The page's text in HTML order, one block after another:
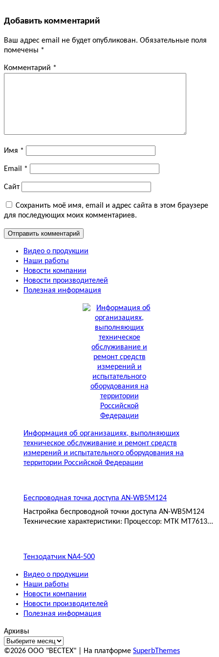
Добавить комментарий
Ваш адрес email не будет опубликован. Обязательные поля
помечены *
Комментарий *
Имя *
Email *
Сайт
Сохранить моё имя, email и адрес сайта в этом браузере
для последующих моих комментариев.
Видео о продукции
Наши работы
Новости компании
Новости производителей
Полезная информация
Информация об организациях, выполняющих
техническое обслуживание и ремонт средств
измерений и испытательного оборудования на
территории Российской Федерации
Беспроводная точка доступа AN-WB5M124
Настройка беспроводной точки доступа AN-WB5M124
Технические характеристики: Процессор: МТК MT7613...
Тензодатчик NA4-500
Видео о продукции
Наши работы
Новости компании
Новости производителей
Полезная информация
Архивы
©2026 ООО "ВЕСТЕХ" | На платформе SuperbThemes